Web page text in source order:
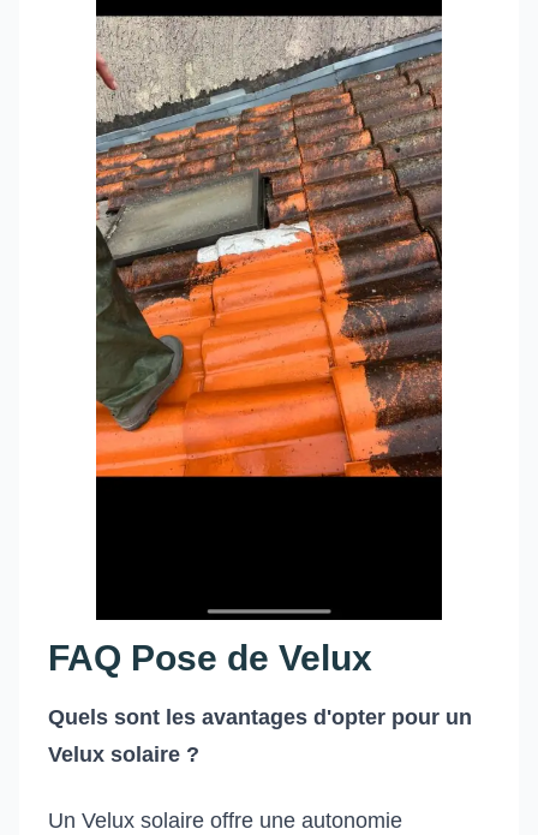
FAQ Pose de Velux
Quels sont les avantages d'opter pour un
Velux solaire ?
Un Velux solaire offre une autonomie